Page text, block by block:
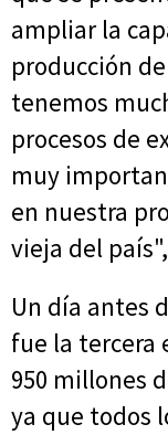
ampliar la
producción
tenemos
procesos de
muy
en nuestra
vieja del
Un día antes
fue la tercera
950 millones
ya que todos